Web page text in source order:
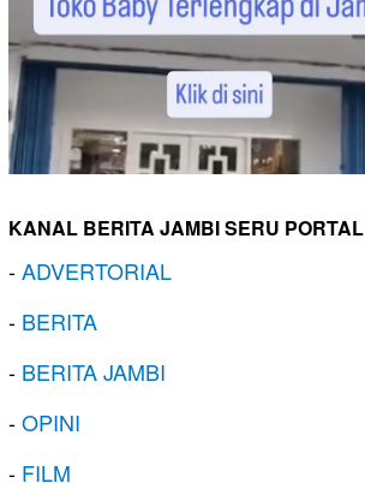
KANAL BERITA JAMBI SERU PORTAL
-ADVERTORIAL
- BERITA
- BERITA JAMBI
-OPINI
- FILM